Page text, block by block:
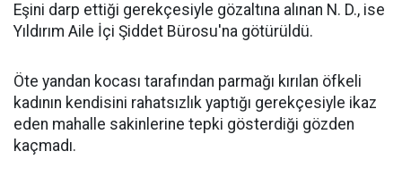
Eşini darp ettiği gerekçesiyle gözaltına alınan N. D., ise
Yıldırım Aile İçi Şiddet Bürosu'na götürüldü.
Öte yandan kocası tarafından parmağı kırılan öfkeli
kadının kendisini rahatsızlık yaptığı gerekçesiyle ikaz
eden mahalle sakinlerine tepki gösterdiği gözden
kaçmadı.